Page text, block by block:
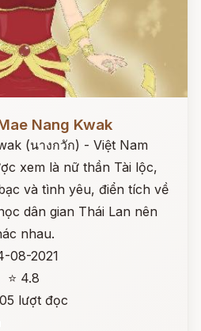
Nang Kwak
(นางกวัก) - Việt Nam
xem là nữ thần Tài lộc,
và tình yêu, điển tích về
dân gian Thái Lan nên
nhau.
08-2021
⭐ 4.8
lượt đọc